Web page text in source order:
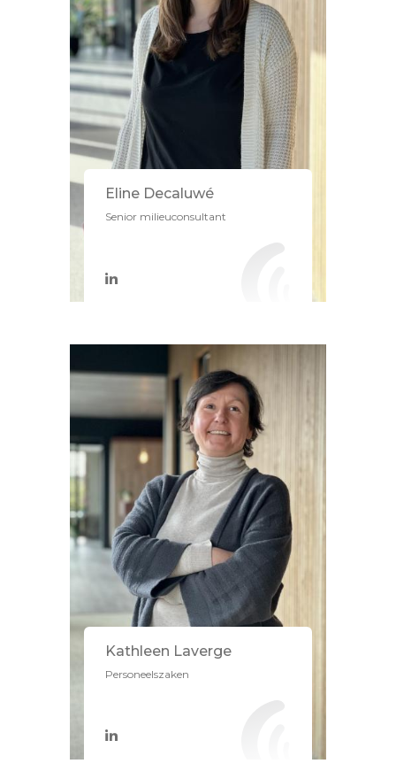
Eline Decaluwé
Senior milieuconsultant
Kathleen Laverge
Personeelszaken